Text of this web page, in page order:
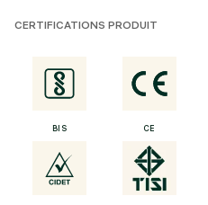
CERTIFICATIONS PRODUIT
BIS CE